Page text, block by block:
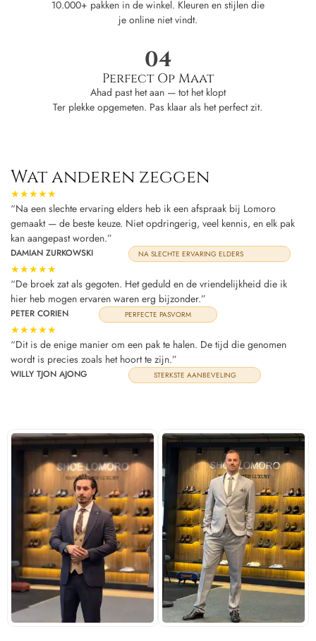
10.000+ pakken in de winkel. Kleuren en stijlen die
je online niet vindt.
04
Perfect Op Maat
Ahad past het aan — tot het klopt
Ter plekke opgemeten. Pas klaar als het perfect zit.
Wat anderen zeggen
★★★★★
“Na een slechte ervaring elders heb ik een afspraak bij Lomoro
gemaakt — de beste keuze. Niet opdringerig, veel kennis, en elk pak
kan aangepast worden.”
DAMIAN ZURKOWSKI NA SLECHTE ERVARING ELDERS
★★★★★
“De broek zat als gegoten. Het geduld en de vriendelijkheid die ik
hier heb mogen ervaren waren erg bijzonder.”
PETER CORIEN PERFECTE PASVORM
★★★★★
“Dit is de enige manier om een pak te halen. De tijd die genomen
wordt is precies zoals het hoort te zijn.”
WILLY TJON AJONG STERKSTE AANBEVELING